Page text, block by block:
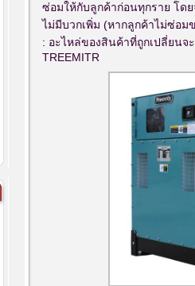
ซ่อมให้กับลูกค้าก่อนทุกราย โด
ไม่มีบวกเพิ่ม (หากลูกค้าไม่ซ่อม
: อะไหล่ของสินค้าที่ถูกเปลี่ยนจ
TREEMITR